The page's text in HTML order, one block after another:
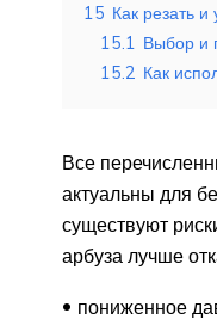
15 Как резать и
15.1 Выбор и
15.2 Как
Все
актуальны для
существуют
арбуза лучше
пониженное